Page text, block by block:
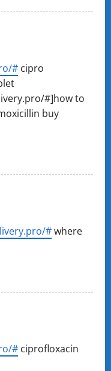
# cipro
#]how to
buy
#where
# ciprofloxacin